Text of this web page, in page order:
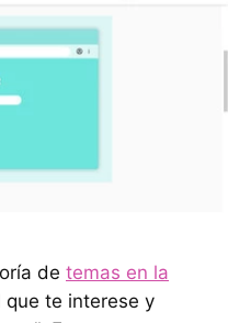
de temas en la
que te interese y